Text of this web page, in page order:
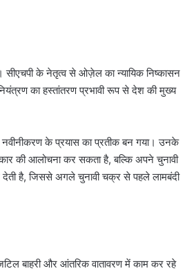
के नेतृत्व से ओज़ेल का न्यायिक निष्कासन
का हस्तांतरण प्रभावी रूप से देश की मुख्य
नवीनीकरण के प्रयास का प्रतीक बन गया। उनके
की आलोचना कर सकता है, बल्कि अपने चुनावी
देती है, जिससे अगले चुनावी चक्र से पहले लामबंदी
बाहरी और आंतरिक वातावरण में काम कर रहे